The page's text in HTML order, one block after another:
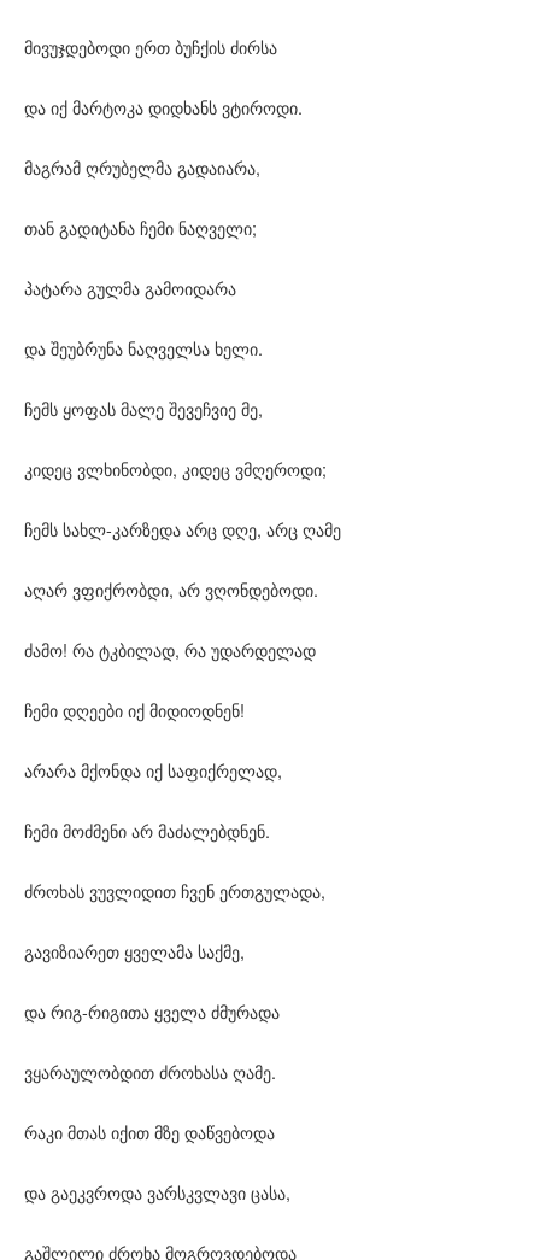
მივუჯდებოდი ერთ ბუჩქის ძირსა
და იქ მარტოკა დიდხანს ვტიროდი.
მაგრამ ღრუბელმა გადაიარა,
თან გადიტანა ჩემი ნაღველი;
პატარა გულმა გამოიდარა
და შეუბრუნა ნაღველსა ხელი.
ჩემს ყოფას მალე შევეჩვიე მე,
კიდეც ვლხინობდი, კიდეც ვმღეროდი;
ჩემს სახლ-კარზედა არც დღე, არც ღამე
აღარ ვფიქრობდი, არ ვღონდებოდი.
ძამო! რა ტკბილად, რა უდარდელად
ჩემი დღეები იქ მიდიოდნენ!
არარა მქონდა იქ საფიქრელად,
ჩემი მოძმენი არ მაძალებდნენ.
ძროხას ვუვლიდით ჩვენ ერთგულადა,
გავიზიარეთ ყველამა საქმე,
და რიგ-რიგითა ყველა ძმურადა
ვყარაულობდით ძროხასა ღამე.
რაკი მთას იქით მზე დაწვებოდა
და გაეკვროდა ვარსკვლავი ცასა,
გაშლილი ძროხა მოგროვდებოდა